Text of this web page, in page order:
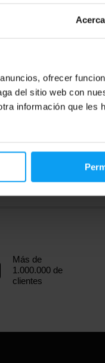
ofrecer
del sitio web con
información que les
Más de
1.000.000 de
clientes